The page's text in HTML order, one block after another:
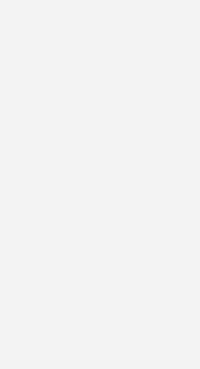
ist nicht so
ihr die Stacks nicht
elektrische
Brennstoffzelle
aber den Toaster in der
als dieses winzige
Brennstoffzellen